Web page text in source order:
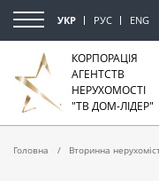
УКР РУС ENG
КОРПОРАЦІЯ
АГЕНТСТВ
НЕРУХОМОСТІ
"ТВ ДОМ-ЛІДЕР"
Головна Вторинна